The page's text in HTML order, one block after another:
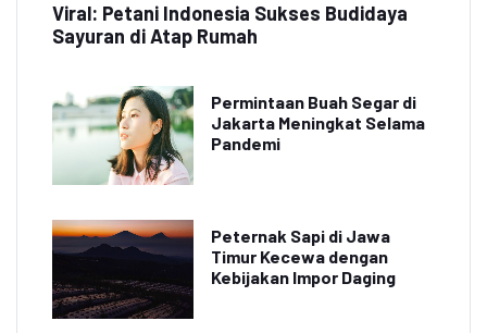
Viral: Petani Indonesia Sukses Budidaya
Sayuran di Atap Rumah
Permintaan Buah Segar di
Jakarta Meningkat Selama
Pandemi
Peternak Sapi di Jawa
Timur Kecewa dengan
Kebijakan Impor Daging